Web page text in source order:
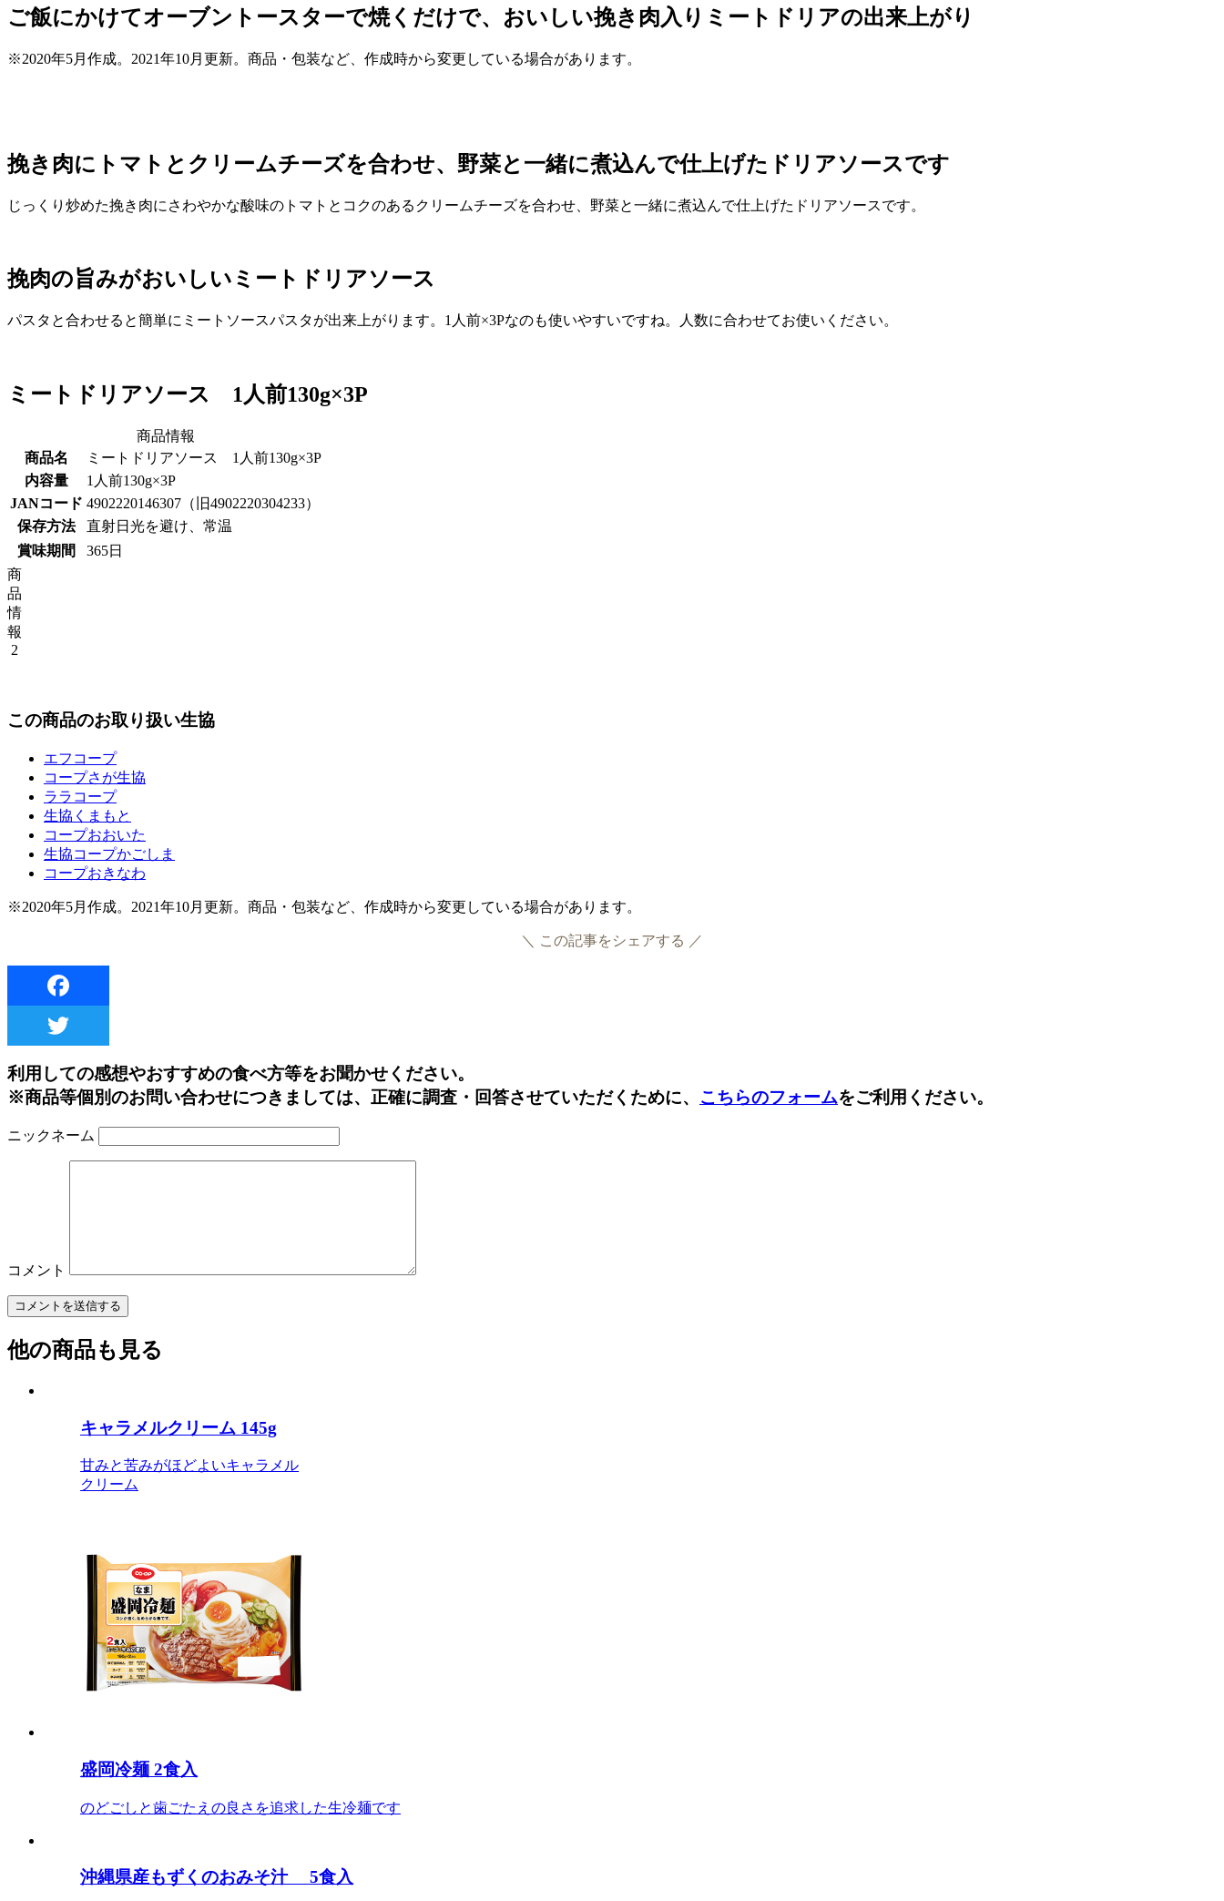
ご飯にかけてオーブントースターで焼くだけで、おいしい挽き肉入りミートドリアの出来上がり
※2020年5月作成。2021年10月更新。商品・包装など、作成時から変更している場合があります。
挽き肉にトマトとクリームチーズを合わせ、野菜と一緒に煮込んで仕上げたドリアソースです
じっくり炒めた挽き肉にさわやかな酸味のトマトとコクのあるクリームチーズを合わせ、野菜と一緒に煮込んで仕上げたドリアソースです。
挽肉の旨みがおいしいミートドリアソース
パスタと合わせると簡単にミートソースパスタが出来上がります。1人前×3Pなのも使いやすいですね。人数に合わせてお使いください。
ミートドリアソース 1人前130g×3P
商品情報
商品名
ミートドリアソース 1人前130g×3P
内容量
1人前130g×3P
JANコード 4902220146307（旧4902220304233）
保存方法
直射日光を避け、常温
賞味期間
365日
商
品
情
報
2
この商品のお取り扱い生協
エフコープ
コープさが生協
ララコープ
生協くまもと
コープおおいた
生協コープかごしま
コープおきなわ
※2020年5月作成。2021年10月更新。商品・包装など、作成時から変更している場合があります。
＼ この記事をシェアする ／
利用しての感想やおすすめの食べ方等をお聞かせください。
※商品等個別のお問い合わせにつきましては、正確に調査・回答させていただくために、 こちらのフォームをご利用ください。
ニックネーム
コメント
他の商品も見る
キャラメルクリーム 145g
甘みと苦みがほどよいキャラメル
クリーム
盛岡冷麺 2食入
のどごしと歯ごたえの良さを追求した生冷麺です
沖縄県産もずくのおみそ汁 5食入